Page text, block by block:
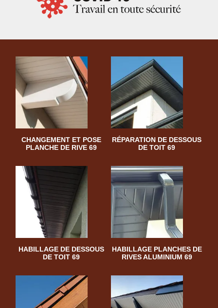
CHANGEMENT ET POSE
PLANCHE DE RIVE 69
RÉPARATION DE DESSOUS
DE TOIT 69
HABILLAGE DE DESSOUS
DE TOIT 69
HABILLAGE PLANCHES DE
RIVES ALUMINIUM 69